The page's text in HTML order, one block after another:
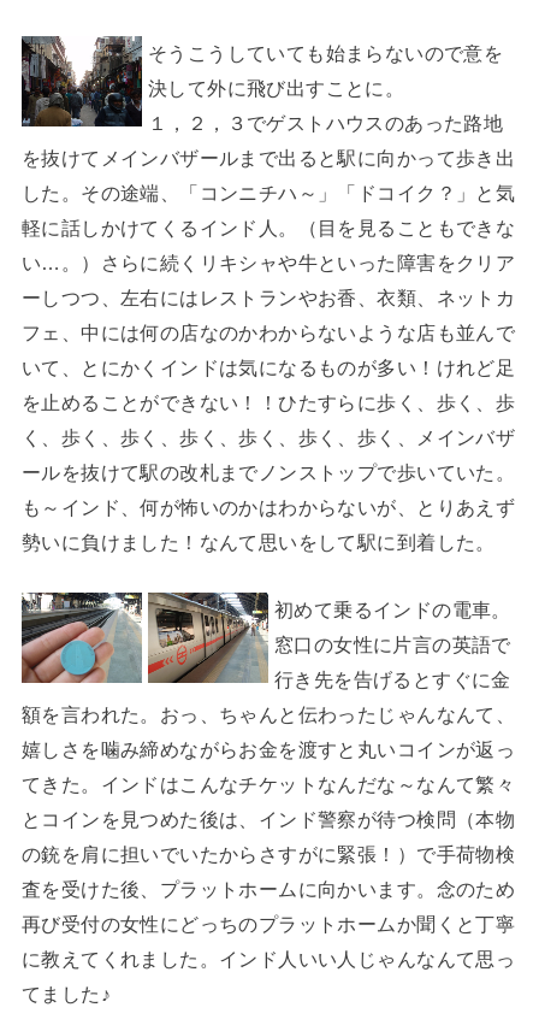
そうこうしていても始まらないので意を
決して外に飛び出すことに。
１，２，３でゲストハウスのあった路地
を抜けてメインバザールまで出ると駅に向かって歩き出
した。その途端、「コンニチハ～」「ドコイク？」と気
軽に話しかけてくるインド人。（目を見ることもできな
い…。）さらに続くリキシャや牛といった障害をクリア
ーしつつ、左右にはレストランやお香、衣類、ネットカ
フェ、中には何の店なのかわからないような店も並んで
いて、とにかくインドは気になるものが多い！けれど足
を止めることができない！！ひたすらに歩く、歩く、歩
く、歩く、歩く、歩く、歩く、歩く、歩く、メインバザ
ールを抜けて駅の改札までノンストップで歩いていた。
も～インド、何が怖いのかはわからないが、とりあえず
勢いに負けました！なんて思いをして駅に到着した。
初めて乗るインドの電車。
窓口の女性に片言の英語で
行き先を告げるとすぐに金
額を言われた。おっ、ちゃんと伝わったじゃんなんて、
嬉しさを噛み締めながらお金を渡すと丸いコインが返っ
てきた。インドはこんなチケットなんだな～なんて繁々
とコインを見つめた後は、インド警察が待つ検問（本物
の銃を肩に担いでいたからさすがに緊張！）で手荷物検
査を受けた後、プラットホームに向かいます。念のため
再び受付の女性にどっちのプラットホームか聞くと丁寧
に教えてくれました。インド人いい人じゃんなんて思っ
てました♪